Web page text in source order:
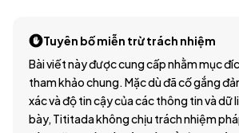
Tuyên bố miễn trừ trách nhiệm
Bài viết này được cung cấp nhằm mục
tham khảo chung. Mặc dù đã cố gắng
xác và độ tin cậy của các thông tin và dữ
bày, Tititada không chịu trách nhiệm